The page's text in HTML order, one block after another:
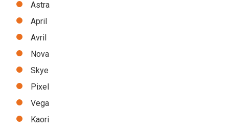
Astra
April
Avril
Nova
Skye
Pixel
Vega
Kaori